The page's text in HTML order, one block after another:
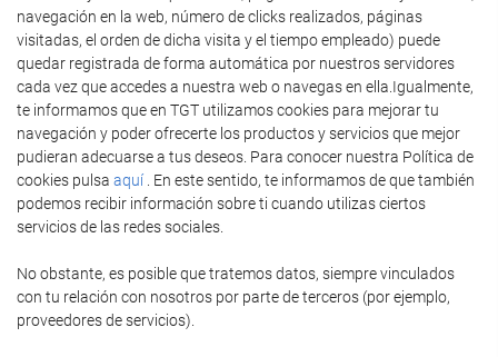
navegación en la web, número de clicks realizados, páginas
visitadas, el orden de dicha visita y el tiempo empleado) puede
quedar registrada de forma automática por nuestros servidores
cada vez que accedes a nuestra web o navegas en ella.Igualmente,
te informamos que en TGT utilizamos cookies para mejorar tu
navegación y poder ofrecerte los productos y servicios que mejor
pudieran adecuarse a tus deseos. Para conocer nuestra Política de
cookies pulsa aquí . En este sentido, te informamos de que también
podemos recibir información sobre ti cuando utilizas ciertos
servicios de las redes sociales.
No obstante, es posible que tratemos datos, siempre vinculados
con tu relación con nosotros por parte de terceros (por ejemplo,
proveedores de servicios).